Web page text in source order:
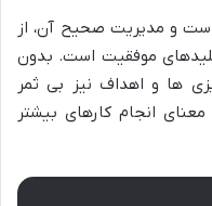
است و مدیریت صحیح آن، از
موفقیت است. بدون
ها و اهداف نیز بی ثمر
انجام کارهای بیشتر